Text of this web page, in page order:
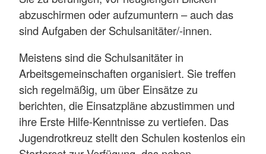
abzuschirmen oder aufzumuntern – auch das
sind Aufgaben der Schulsanitäter/-innen.
Meistens sind die Schulsanitäter in
Arbeitsgemeinschaften organisiert. Sie treffen
sich regelmäßig, um über Einsätze zu
berichten, die Einsatzpläne abzustimmen und
ihre Erste Hilfe-Kenntnisse zu vertiefen. Das
Jugendrotkreuz stellt den Schulen kostenlos ein